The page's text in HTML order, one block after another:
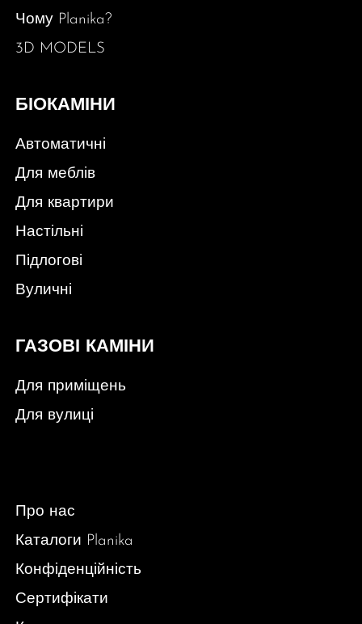
Чому Planika?
3D MODELS
БІОКАМІНИ
Автоматичні
Для меблів
Для квартири
Настільні
Підлогові
Вуличні
ГАЗОВІ КАМІНИ
Для приміщень
Для вулиці
Про нас
Каталоги Planika
Конфіденційність
Сертифікати